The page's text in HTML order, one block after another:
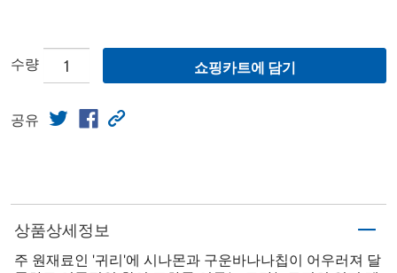
수량 쇼핑카트에 담기
공유
상품상세정보
주 원재료인 '귀리'에 시나몬과 구운바나나칩이 어우러져 달